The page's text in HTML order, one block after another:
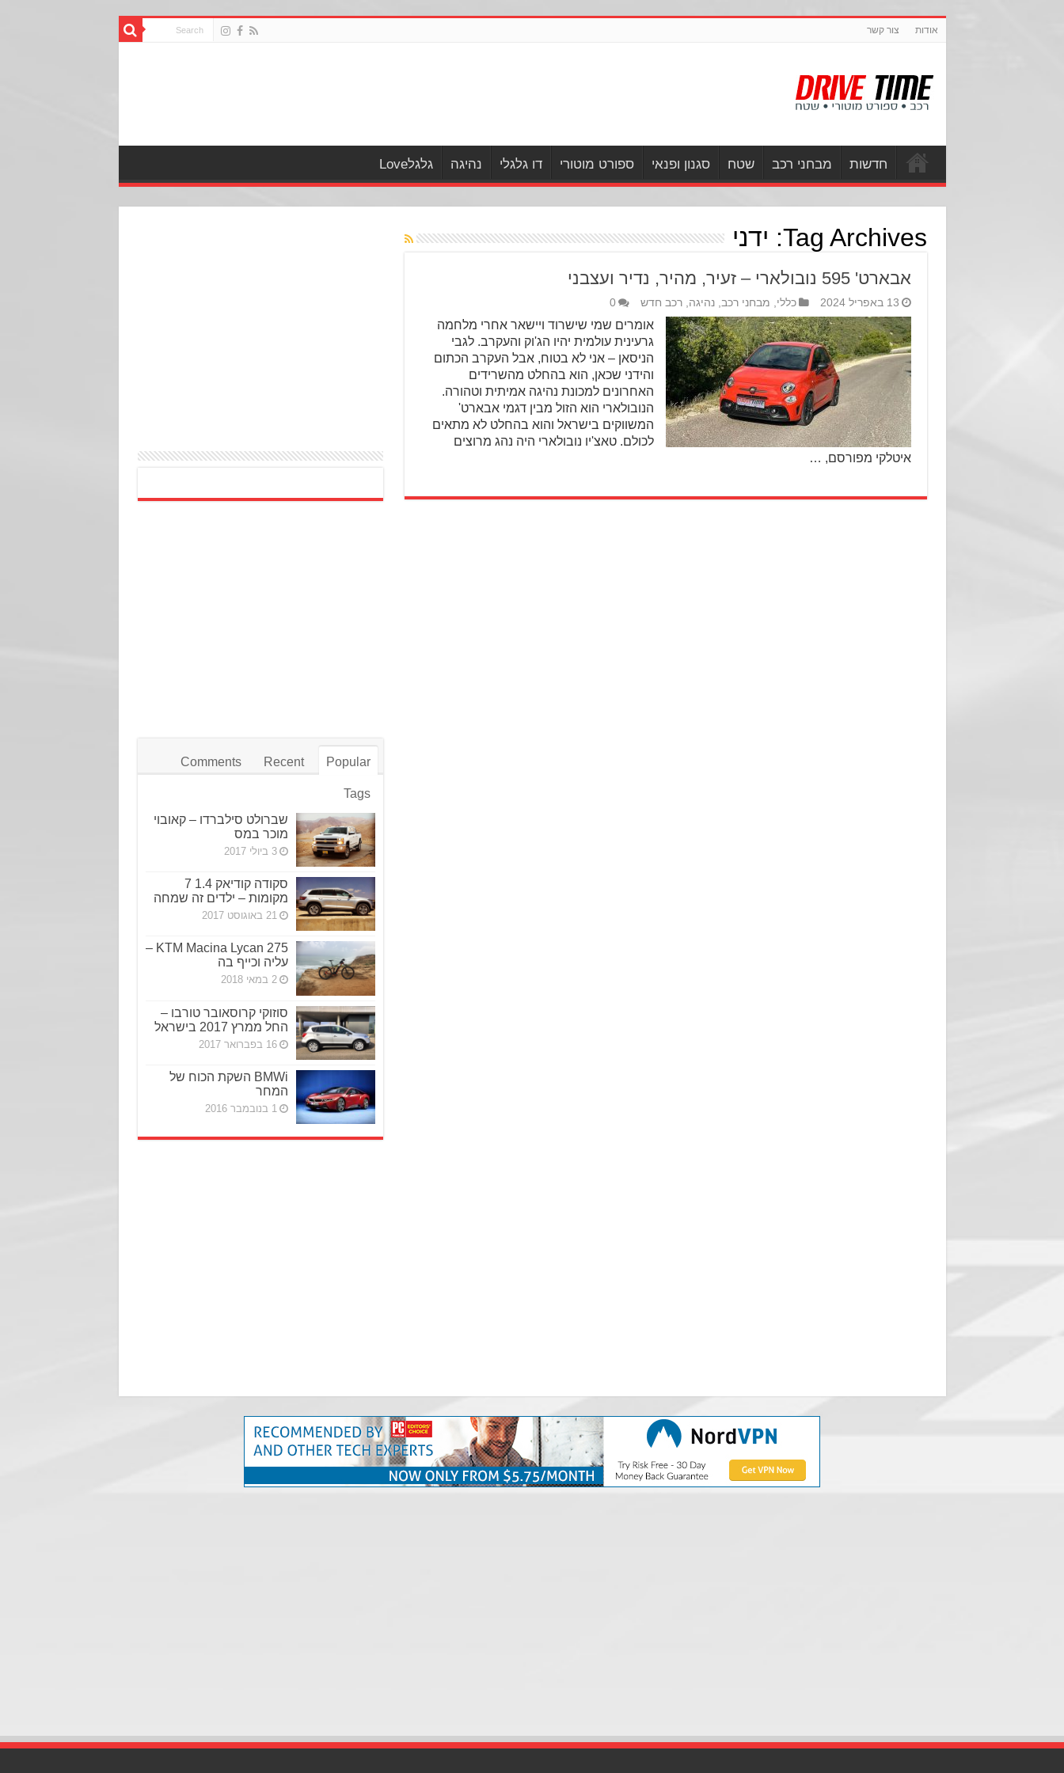
אודות צור קשר
חדשות מבחני רכב שטח סגנון ופנאי ספורט מוטורי דו גלגלי נהיגה גלגלLove
Tag Archives: ידני
אבארט' 595 נובולארי – זעיר, מהיר, נדיר ועצבני
13 באפריל 2024 כללי, מבחני רכב,נהיגה,רכב חדש 0
אומרים שמי שישרוד ויישאר אחרי מלחמה
גרעינית עולמית יהיו הג'וק והעקרב. לגבי
הניסאן – אני לא בטוח, אבל העקרב הכתום
והידני שכאן, הוא בהחלט מהשרידים
האחרונים למכונת נהיגה אמיתית וטהורה.
הנובולארי הוא הזול מבין דגמי אבארט'
המשווקים בישראל והוא בהחלט לא מתאים
לכולם. טאצ'יו נובולארי היה נהג מרוצים
איטלקי מפורסם, …
Popular
Recent
Comments
Tags
שברולט סילברדו – קאובוי
מוכר במס
3 ביולי 2017
סקודה קודיאק 1.4 7
מקומות – ילדים זה שמחה
21 באוגוסט 2017
KTM Macina Lycan 275 –
עליה וכייף בה
2 במאי 2018
סוזוקי קרוסאובר טורבו –
החל ממרץ 2017 בישראל
16 בפברואר 2017
BMWi השקת הכוח של
המחר
1 בנובמבר 2016